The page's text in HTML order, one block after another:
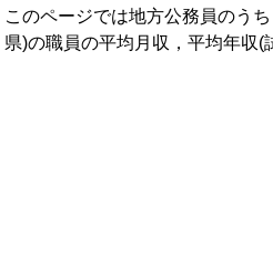
このページでは地方公務員のう
県)の職員の平均月収，平均年収(